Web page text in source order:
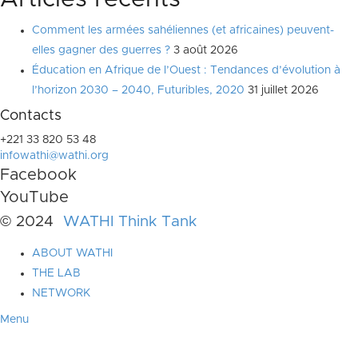
Comment les armées sahéliennes (et africaines) peuvent-
elles gagner des guerres ? 3 août 2026
Éducation en Afrique de l’Ouest : Tendances d’évolution à
l’horizon 2030 – 2040, Futuribles, 2020 31 juillet 2026
Contacts
+221 33 820 53 48
infowathi@wathi.org
Facebook
YouTube
© 2024 WATHI Think Tank
ABOUT WATHI
THE LAB
NETWORK
Menu